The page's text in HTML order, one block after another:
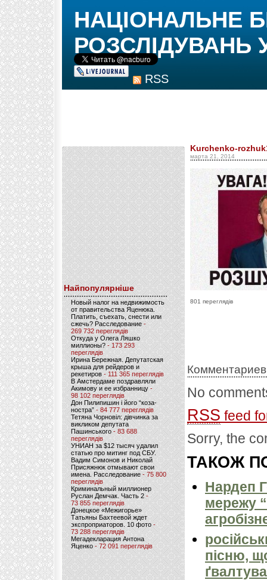
RSS
НАЦІОНАЛЬНЕ
РОЗСЛІДУВАНЬ
Найпопулярніше
Новый налог на недвижимость
от правительства Яценюка.
Платить, съехать, снести или
сжечь? Расследование-
269 732 переглядів
Откуда у Олега Ляшко
миллионы? - 173 293
переглядів
Ирина Бережная. Депутатская
крыша для рейдеров и
рекетиров - 111 365 переглядів
В Амстердаме поздравляли
Акимову и ее избранницу -
98 102 переглядів
Дон Пилипишин і його “коза-
ностра” - 84 777 переглядів
Тетяна Чорновіл: дівчинка за
викликом депутата
Пашинського- 83 688
переглядів
УНИАН за $12 тысяч удалил
статью про митинг под СБУ.
Вадим Симонов и Николай
Присяжнюк отмывают свои
имена. Расследование - 75 800
переглядів
Криминальный миллионер
Руслан Демчак. Часть 2-
73 855 переглядів
Донецкое «Межигорье»
Татьяны Бахтеевой ждет
экспроприаторов. 10 фото -
73 288 переглядів
Мегадекларация Антона
Яценко - 72 091 переглядів
Kurchenko-
марта 21, 2014
801 переглядів
No
RSS feed
Sorry, the
ТАКОЖ
Нардеп
мережу
пісню,